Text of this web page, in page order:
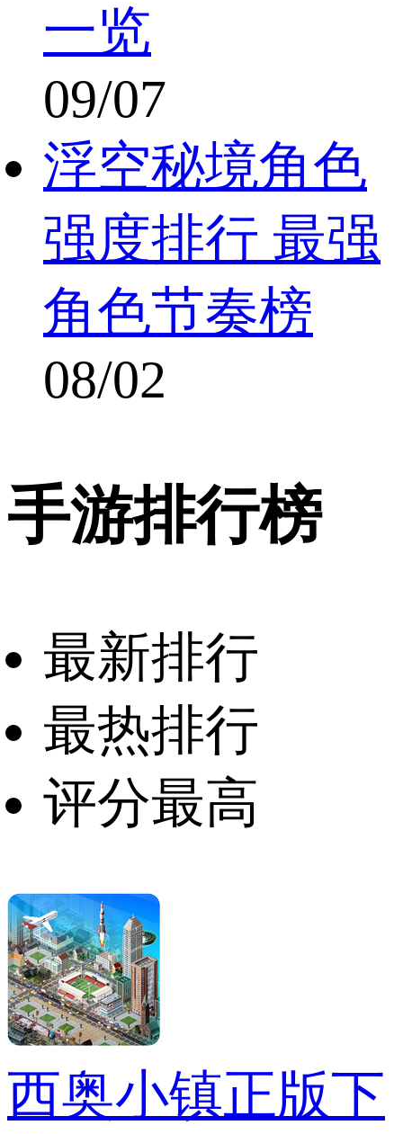
一览
09/07
浮空秘境角色
强度排行 最强
角色节奏榜
08/02
手游排行榜
最新排行
最热排行
评分最高
西奥小镇正版下